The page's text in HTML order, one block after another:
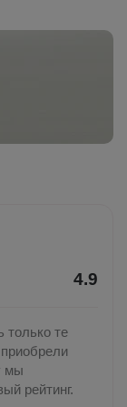
4.9
только те
мы
рейтинг.